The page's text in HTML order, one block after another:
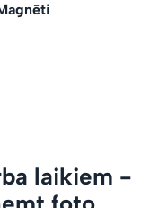
laikiem -